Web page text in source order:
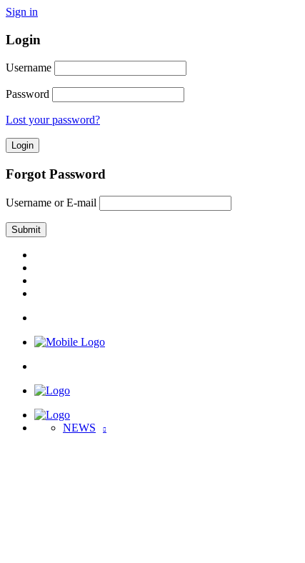
Sign in
Login
Username
Password
Lost your password?
Forgot Password
Username or E-mail
NEWS